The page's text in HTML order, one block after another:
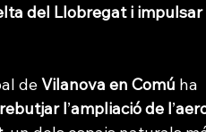
del Llobregat i impulsar
de Vilanova en Comú ha
rebutjar l’ampliació de l’